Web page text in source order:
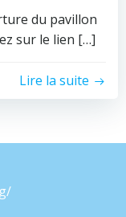
du pavillon
sur le lien […]
Lire la suite